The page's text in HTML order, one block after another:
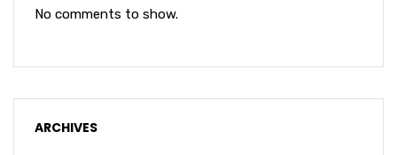
No comments to show.
ARCHIVES